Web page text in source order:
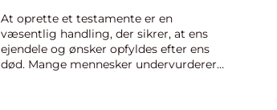
At oprette et testamente er en
væsentlig handling, der sikrer, at ens
ejendele og ønsker opfyldes efter ens
død. Mange mennesker undervurderer